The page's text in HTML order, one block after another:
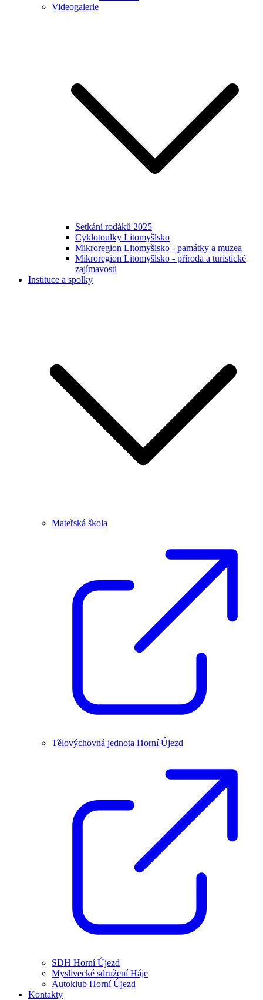
Videogalerie
Setkání rodáků 2025
Cyklotoulky Litomyšlsko
Mikroregion Litomyšlsko - památky a muzea
Mikroregion Litomyšlsko - příroda a turistické
zajímavosti
Instituce a spolky
Mateřská škola
Tělovýchovná jednota Horní Újezd
SDH Horní Újezd
Myslivecké sdružení Háje
Autoklub Horní Újezd
Kontakty